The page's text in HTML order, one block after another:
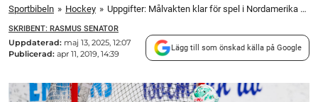
Sportbibeln » Hockey » Uppgifter: Målvakten klar för spel i Nordamerika – lämnar efter succésäsongen
SKRIBENT: RASMUS SENATOR
Uppdaterad: maj 13, 2025, 12:07
Publicerad: apr 11, 2019, 14:39
Lägg till som önskad källa på Google